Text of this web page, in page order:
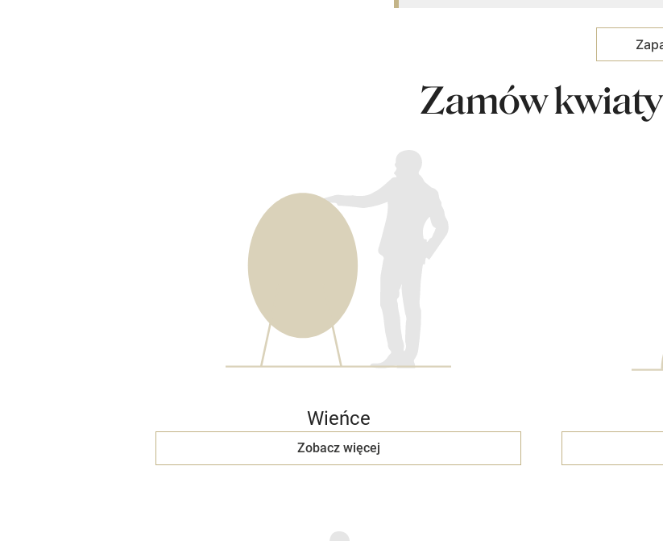
Zamów kwiaty
Wieńce
Zobacz więcej